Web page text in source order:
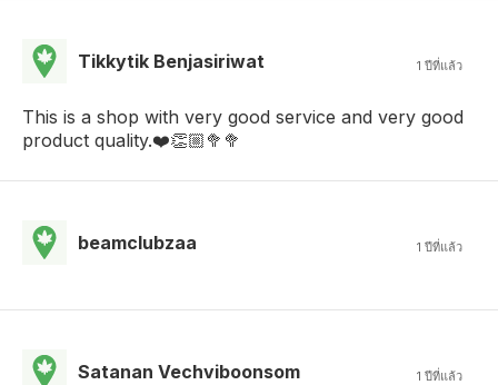
Tikkytik Benjasiriwat 1 ปีที่แล้ว
This is a shop with very good service and very good
product quality.❤️👏🏼🥦🥦
beamclubzaa 1 ปีที่แล้ว
Satanan Vechviboonsom 1 ปีที่แล้ว